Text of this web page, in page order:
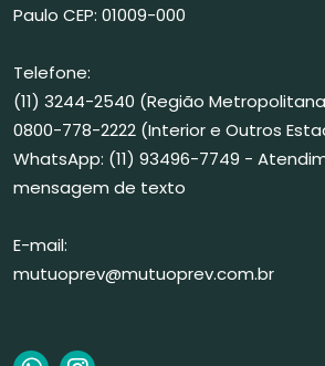
Paulo CEP: 01009-000
Telefone:
(11) 3244-2540 (Região
0800-778-2222 (Interior e Outros
WhatsApp: (11) 93496-7749 -
mensagem de texto
E-mail:
mutuoprev@mutuoprev.com.br